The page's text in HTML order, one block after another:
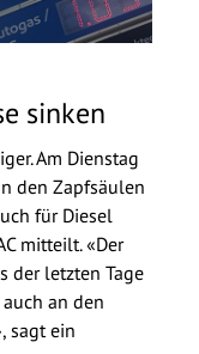
sinken
Am Dienstag
den Zapfsäulen
für Diesel
mitteilt. «Der
der letzten Tage
an den
sagt ein